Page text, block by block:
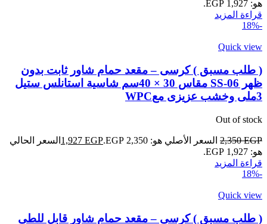
هو: 1,927 EGP.
قراءة المزيد
-18%
Quick view
( طلب مسبق ) كرسى – مقعد حمام شاور ثابت بدون
ظهر SS-06 مقاس 30 × 40سم شاسية استانلس ستيل
3ملى وخشب عزيزى معWPC
Out of stock
2,350EGP السعر الأصلي هو: 2,350 EGP. 1,927 EGP
السعر الحالي
هو: 1,927 EGP.
قراءة المزيد
-18%
Quick view
( طلب مسبق ) كرسى – مقعد حمام شاور قابل للطى